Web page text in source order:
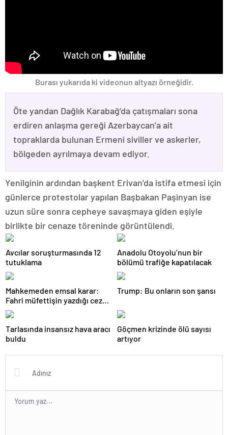
Burası yukarıda ki videonun altyazı örneğidir.
Öte yandan Dağlık Karabağ’da çatışmaları sona
erdiren anlaşma gereği Azerbaycan’a ait
topraklarda bulunan Ermeni siviller ve askerler,
bölgeden ayrılmaya devam ediyor.
Yenilginin ardından başkent Erivan’da istifa etmesi için
günlerce protestolar yapılan Başbakan Paşinyan ise
uzun süre sonra cepheye savaşmaya giden eşiyle
birlikte bir cenaze töreninde görüntülendi.
Avcılar soruşturmasında 12
tutuklama
Anadolu Otoyolu’nun bir
bölümü trafiğe kapatılacak
Mahkemeden emsal karar:
Fahri müfettişin yazdığı ceza
iptal edildi
Trump: Bu onların son şansı
Tarlasında insansız hava aracı
buldu
Göçmen krizinde ölü sayısı
artıyor